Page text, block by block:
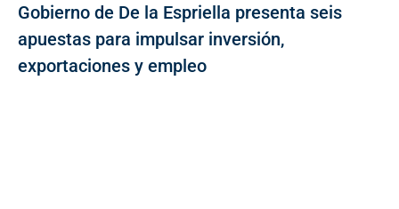
Gobierno de De la Espriella presenta seis
apuestas para impulsar inversión,
exportaciones y empleo